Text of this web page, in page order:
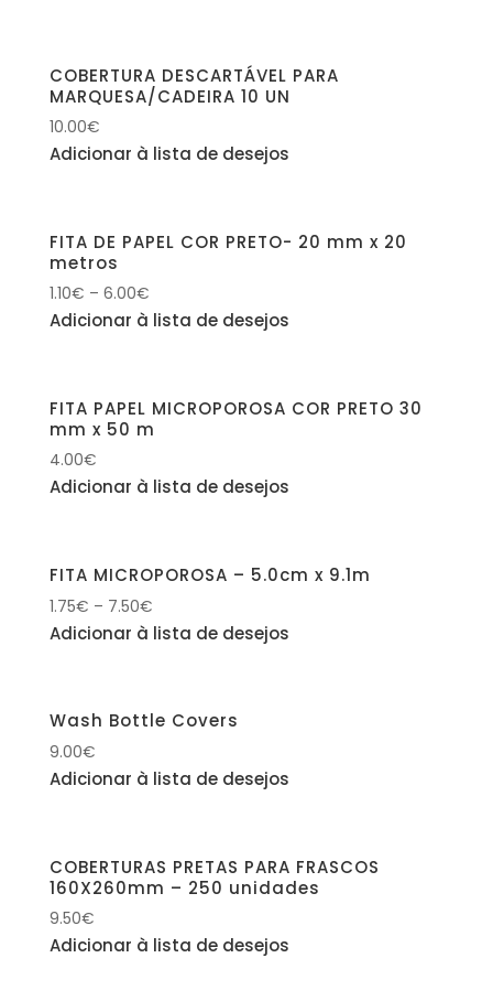
COBERTURA DESCARTÁVEL PARA
MARQUESA/CADEIRA 10 UN
10.00€
Adicionar à lista de desejos
FITA DE PAPEL COR PRETO- 20 mm x 20
metros
1.10€ – 6.00€
Adicionar à lista de desejos
FITA PAPEL MICROPOROSA COR PRETO 30
mm x 50 m
4.00€
Adicionar à lista de desejos
FITA MICROPOROSA – 5.0cm x 9.1m
1.75€ – 7.50€
Adicionar à lista de desejos
Wash Bottle Covers
9.00€
Adicionar à lista de desejos
COBERTURAS PRETAS PARA FRASCOS
160X260mm – 250 unidades
9.50€
Adicionar à lista de desejos